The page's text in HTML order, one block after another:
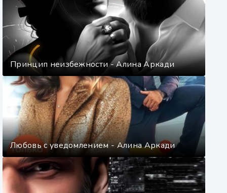
Принцип неизбежности - Алина Аркади
Любовь с уведомлением - Алина Аркади